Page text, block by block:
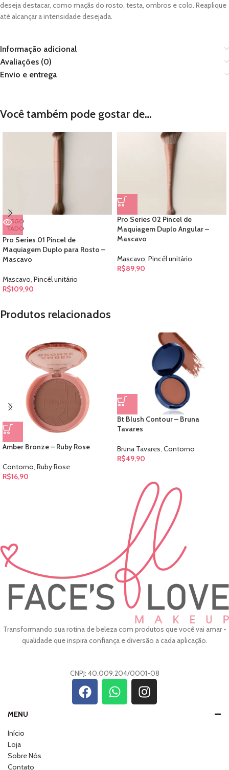
deseja destacar, como maçãs do rosto, testa, ombros e colo. Reaplique
até alcançar a intensidade desejada.
Informação adicional
Avaliações (0)
Envio e entrega
Você também pode gostar de…
ESGO
TADO
Pro Series 01 Pincel de
Maquiagem Duplo para Rosto –
Mascavo
Mascavo, Pincél unitário
R$109,90
Pro Series 02 Pincel de
Maquiagem Duplo Angular –
Mascavo
Mascavo, Pincél unitário
R$89,90
Produtos relacionados
Amber Bronze – Ruby Rose
Contorno, Ruby Rose
R$16,90
Bt Blush Contour – Bruna
Tavares
Bruna Tavares, Contorno
R$49,90
Transformando sua rotina de beleza com produtos que você vai amar -
qualidade que inspira confiança e diversão a cada aplicação.
CNPJ: 40.009.204/0001-08
MENU
Início
Loja
Sobre Nós
Contato